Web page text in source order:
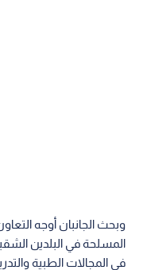
وبحث الجانبان أوجه
المسلحة في البلدين
في المجالات الطبية